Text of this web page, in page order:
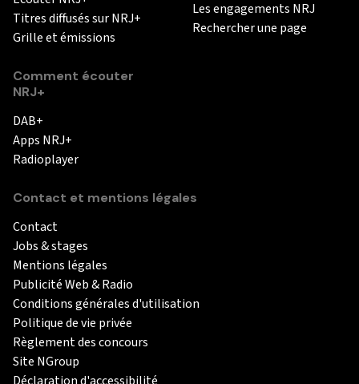
Titres diffusés sur NRJ+
Grille et émissions
Comment écouter
NRJ+
DAB+
Apps NRJ+
Radioplayer
Les engagements NRJ
Rechercher une page
Contact et mentions légales
Contact
Jobs & stages
Mentions légales
Publicité Web & Radio
Conditions générales d'utilisation
Politique de vie privée
Règlement des concours
Site NGroup